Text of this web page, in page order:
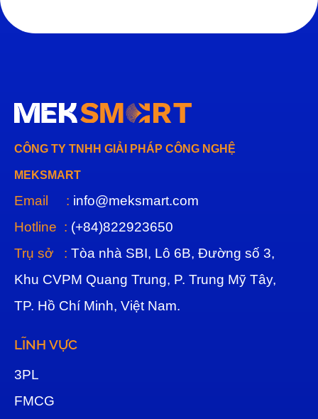
CÔNG TY TNHH GIẢI PHÁP CÔNG NGHỆ
MEKSMART
Email : info@meksmart.com
Hotline : (+84)822923650
Trụ sở : Tòa nhà SBI, Lô 6B, Đường số 3,
Khu CVPM Quang Trung, P. Trung Mỹ Tây,
TP. Hồ Chí Minh, Việt Nam.
LĨNH VỰC
3PL
FMCG